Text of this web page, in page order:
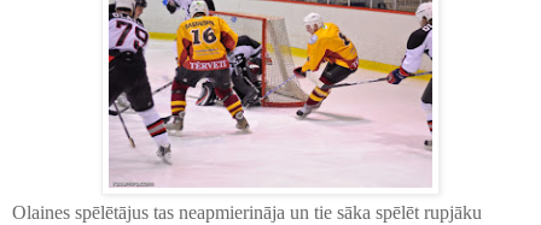
Olaines spēlētājus tas neapmierināja un tie sāka spēlēt rupjāku